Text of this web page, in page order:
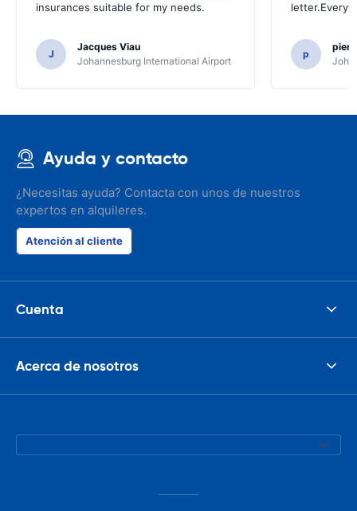
insurances suitable for my needs.
J
Jacques Viau
Johannesburg International Airport
p
Ayuda y contacto
¿Necesitas ayuda? Contacta con unos de nuestros
expertos en alquileres.
Atención al cliente
Cuenta
Acerca de nosotros